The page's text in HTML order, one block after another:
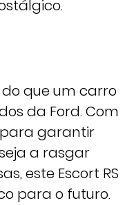
do que um carro
da Ford. Com
garantir
a rasgar
este Escort RS
para o futuro.